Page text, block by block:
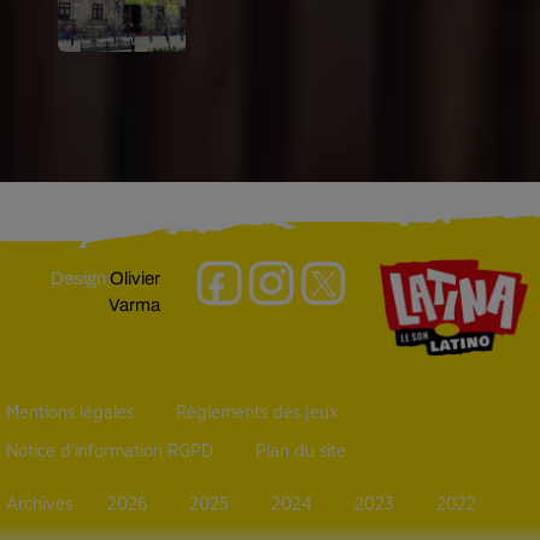
DesignOlivier
Varma
Mentions légales Règlements des jeux
Notice d’information RGPD Plan du site
Archives 2026 2025 2024 2023 2022